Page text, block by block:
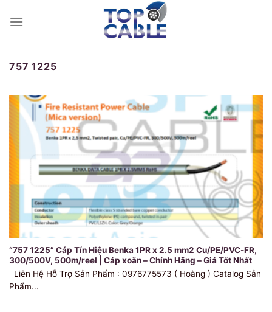
757 1225
“757 1225” Cáp Tín Hiệu Benka 1PR x 2.5 mm2 Cu/PE/PVC-FR,
300/500V, 500m/reel | Cáp xoắn – Chính Hãng – Giá Tốt Nhất
Liên Hệ Hỗ Trợ Sản Phẩm : 0976775573 ( Hoàng ) Catalog Sản
Phẩm...